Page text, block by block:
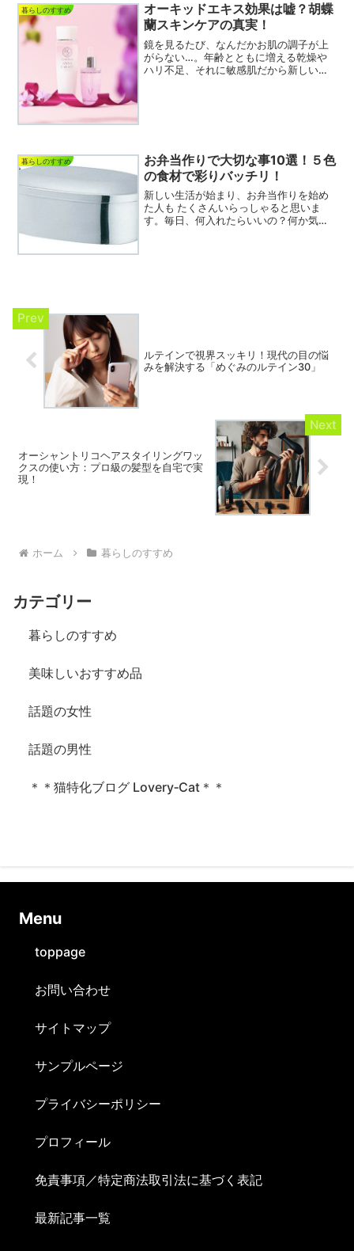
暮らしのすすめ
オーキッドエキス効果は嘘？胡蝶
蘭スキンケアの真実！
鏡を見るたび、なんだかお肌の調子が上
がらない…。年齢とともに増える乾燥や
ハリ不足、それに敏感肌だから新しいス
暮らしのすすめ
お弁当作りで大切な事10選！５色
の食材で彩りバッチリ！
新しい生活が始まり、お弁当作りを始め
た人も たくさんいらっしゃると思いま
す。毎日、何入れたらいいの？何か気を
ルテインで視界スッキリ！現代の目の悩
みを解決する「めぐみのルテイン30」
オーシャントリコヘアスタイリングワッ
クスの使い方：プロ級の髪型を自宅で実
現！
ホーム 暮らしのすすめ
カテゴリー
暮らしのすすめ
美味しいおすすめ品
話題の女性
話題の男性
＊＊猫特化ブログ Lovery‐Cat＊＊
Ⅿenu
toppage
お問い合わせ
サイトマップ
サンプルページ
プライバシーポリシー
プロフィール
免責事項／特定商法取引法に基づく表記
最新記事一覧